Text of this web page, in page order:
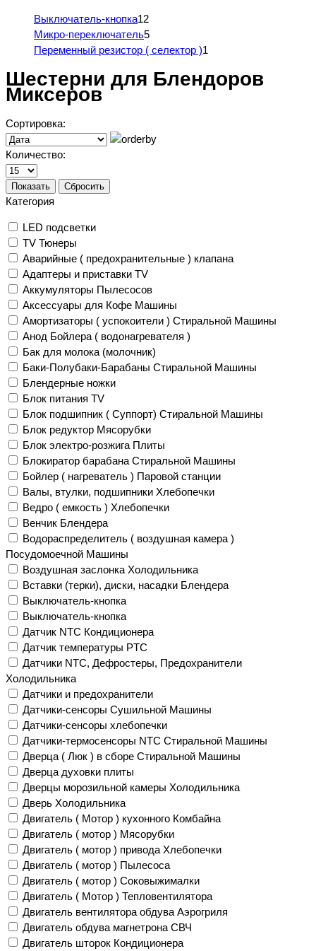
Выключатель-кнопка12
Микро-переключатель5
Переменный резистор ( селектор )1
Шестерни для Блендоров
Миксеров
Сортировка:
Количество:
Показать Сбросить
Категория
LED подсветки
TV Тюнеры
Аварийные ( предохранительные ) клапана
Адаптеры и приставки TV
Аккумуляторы Пылесосов
Аксессуары для Кофе Машины
Амортизаторы ( успокоители ) Стиральной Машины
Анод Бойлера ( водонагревателя )
Бак для молока (молочник)
Баки-Полубаки-Барабаны Стиральной Машины
Блендерные ножки
Блок питания TV
Блок подшипник ( Суппорт) Стиральной Машины
Блок редуктор Мясорубки
Блок электро-розжига Плиты
Блокиратор барабана Стиральной Машины
Бойлер ( нагреватель ) Паровой станции
Валы, втулки, подшипники Хлебопечки
Ведро ( емкость ) Хлебопечки
Венчик Блендера
Водораспределитель ( воздушная камера )
Посудомоечной Машины
Воздушная заслонка Холодильника
Вставки (терки), диски, насадки Блендера
Выключатель-кнопка
Выключатель-кнопка
Датчик NTC Кондиционера
Датчик температуры PTC
Датчики NTC, Дефростеры, Предохранители
Холодильника
Датчики и предохранители
Датчики-сенсоры Сушильной Машины
Датчики-сенсоры хлебопечки
Датчики-термосенсоры NTC Стиральной Машины
Дверца ( Люк ) в сборе Стиральной Машины
Дверца духовки плиты
Дверцы морозильной камеры Холодильника
Дверь Холодильника
Двигатель ( Мотор ) кухонного Комбайна
Двигатель ( мотор ) Мясорубки
Двигатель ( мотор ) привода Хлебопечки
Двигатель ( мотор ) Пылесоса
Двигатель ( мотор ) Соковыжималки
Двигатель ( Мотор ) Тепловентилятора
Двигатель вентилятора обдува Аэрогриля
Двигатель обдува магнетрона СВЧ
Двигатель шторок Кондиционера